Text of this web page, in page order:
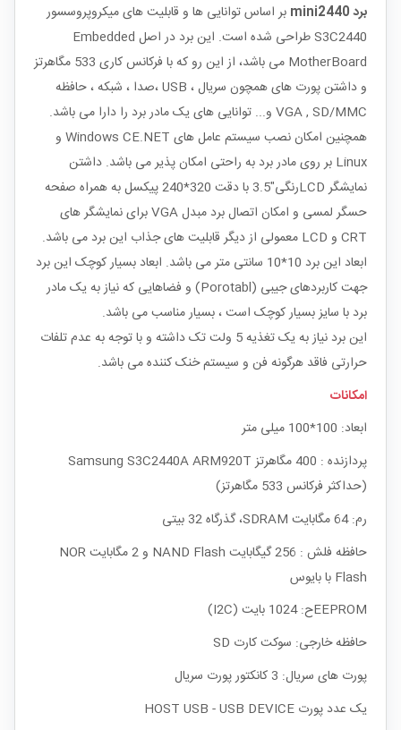
برد mini2440
بر اساس توانایی ها و قابلیت های میکروپروسسور
S3C2440 طراحی شده است. این برد در اصل Embedded
MotherBoard می باشد، از این رو که با فرکانس کاری 533 مگاهرتز
و داشتن پورت های همچون سریال ، USB ،صدا ، شبکه ، حافظه
VGA , SD/MMC و... توانایی های یک مادر برد را دارا می باشد.
همچنین امکان نصب سیستم عامل های Windows CE.NET و
Linux بر روی مادر برد به راحتی امکان پذیر می باشد. داشتن
نمایشگر LCDرنگی"3.5 با دقت 320*240 پیکسل به همراه صفحه
حسگر لمسی و امکان اتصال برد مبدل VGA برای نمایشگر های
CRT و LCD معمولی از دیگر قابلیت های جذاب این برد می باشد.
ابعاد این برد 10*10 سانتی متر می باشد. ابعاد بسیار کوچک این برد
جهت کاربردهای جیبی (Porotabl) و فضاهایی که نیاز به یک مادر
برد با سایز بسیار کوچک است ، بسیار مناسب می باشد.
این برد نیاز به یک تغذیه 5 ولت تک داشته و با توجه به عدم تلفات
حرارتی فاقد هرگونه فن و سیستم خنک کننده می باشد.
امکانات
ابعاد: 100*100 میلی متر
پردازنده : 400 مگاهرتز Samsung S3C2440A ARM920T
(حداکثر فرکانس 533 مگاهرتز)
رم: 64 مگابایت SDRAM، گذرگاه 32 بیتی
حافظه فلش : 256 گیگابایت NAND Flash و 2 مگابایت NOR
Flash با بایوس
EEPROMح: 1024 بایت (I2C)
حافظه خارجی: سوکت کارت SD
پورت های سریال: 3 کانکتور پورت سریال
یک عدد پورت HOST USB - USB DEVICE